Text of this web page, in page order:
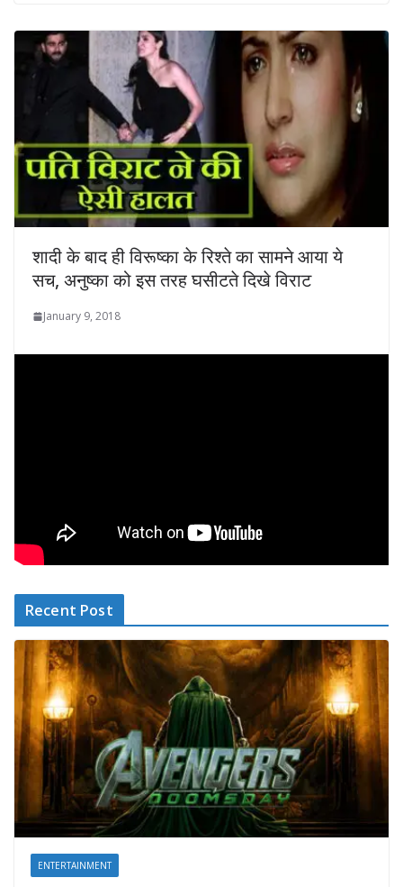
शादी के बाद ही विरूष्‍का के रिश्‍ते का सामने आया ये
सच, अनुष्का को इस तरह घसीटते दिखे विराट
January 9, 2018
Recent Post
ENTERTAINMENT